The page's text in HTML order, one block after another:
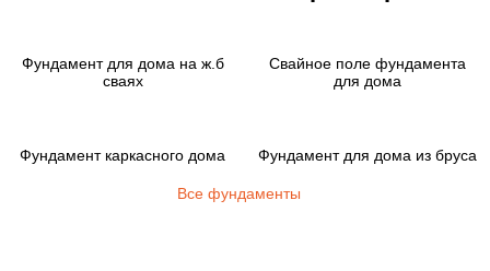
Фундамент для дома на ж.б
сваях
Свайное поле фундамента
для дома
Фундамент каркасного дома Фундамент для дома из бруса
Все фундаменты